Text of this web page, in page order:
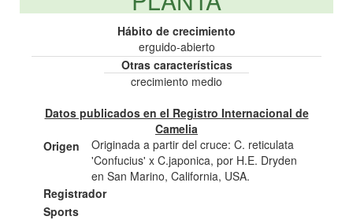
Hábito de crecimiento
erguido-abierto
Otras características
crecimiento medio
Datos publicados en el Registro Internacional de
Camelia
Origen
Originada a partir del cruce: C. reticulata
'Confucius' x C.japonica, por H.E. Dryden
en San Marino, California, USA.
Registrador
Sports